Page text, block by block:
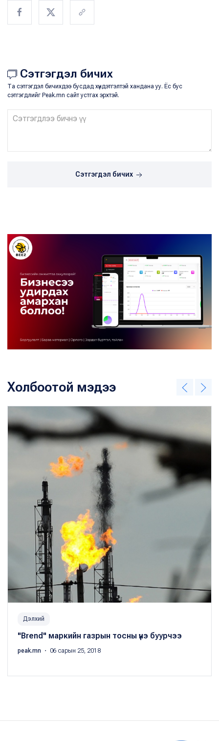
Сэтгэгдэл бичих
Та сэтгэгдэл бичихдээ бусдад хүндэтгэлтэй хандана уу. Ёс бус
сэтгэгдлийг Peak.mn сайт устгах эрхтэй.
Сэтгэгдэл бичих
Холбоотой мэдээ
Дэлхий
"Brend" маркийн газрын тосны үнэ буурчээ
peak.mn ・ 06 сарын 25, 2018